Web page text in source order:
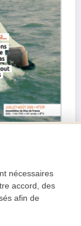
nécessaires
accord, des
afin de